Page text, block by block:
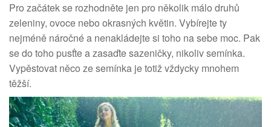
Pro začátek se rozhodněte jen pro několik málo druhů
zeleniny, ovoce nebo okrasných květin. Vybírejte ty
nejméně náročné a nenakládejte si toho na sebe moc. Pak
se do toho pusťte a zasaďte sazeničky, nikoliv semínka.
Vypěstovat něco ze semínka je totiž vždycky mnohem
těžší.